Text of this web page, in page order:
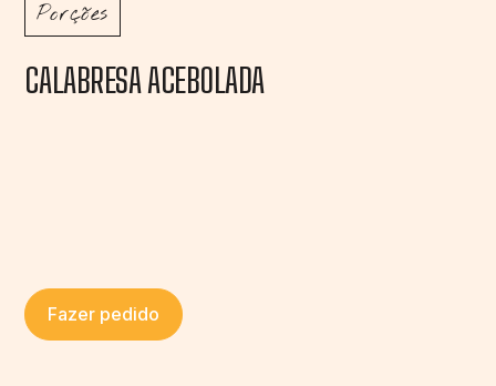
Porções
CALABRESA ACEBOLADA
Fazer pedido